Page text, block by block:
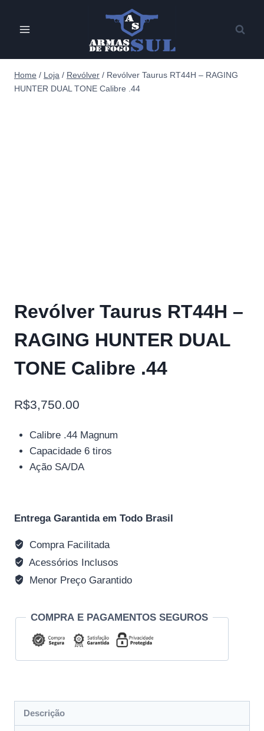
Home / Loja / Revólver / Revólver Taurus RT44H – RAGING
HUNTER DUAL TONE Calibre .44
Revólver Taurus RT44H –
RAGING HUNTER DUAL
TONE Calibre .44
R$3,750.00
Calibre .44 Magnum
Capacidade 6 tiros
Ação SA/DA
Entrega Garantida em Todo Brasil
Compra Facilitada
Acessórios Inclusos
Menor Preço Garantido
COMPRA E PAGAMENTOS SEGUROS
Descrição